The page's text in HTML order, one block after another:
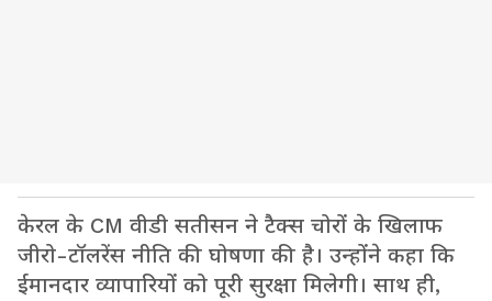
केरल के CM वीडी सतीसन ने टैक्स चोरों के खिलाफ
जीरो-टॉलरेंस नीति की घोषणा की है। उन्होंने कहा कि
ईमानदार व्यापारियों को पूरी सुरक्षा मिलेगी। साथ ही,